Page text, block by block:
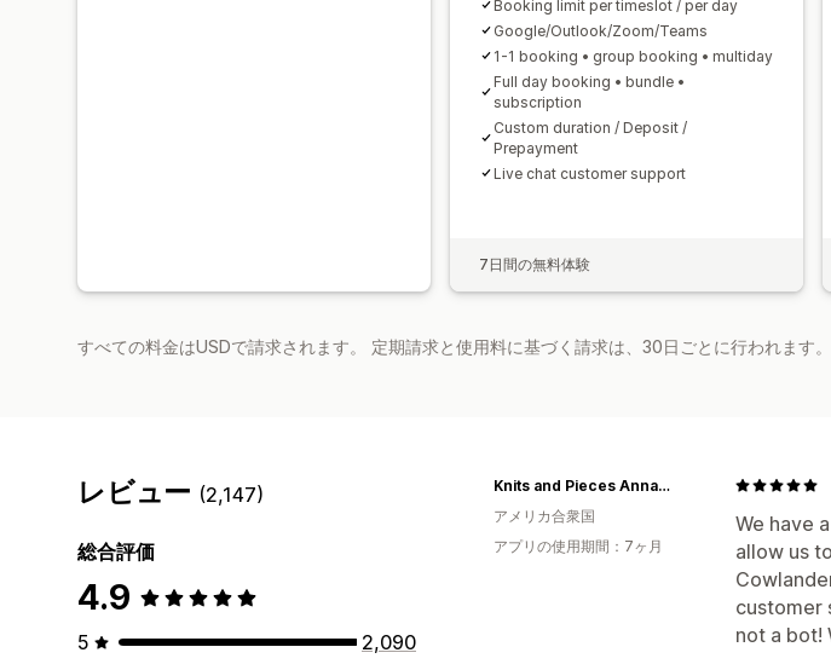
Booking limit per timeslot / per day
Google/Outlook/Zoom/Teams
1-1 booking • group booking • multiday
Full day booking • bundle •
subscription
Custom duration / Deposit /
Prepayment
Live chat customer support
7日間の無料体験
すべての料金はUSDで請求されます。 定期請求と使用料に基づく請求は、30日ごとに行われます。
レビュー (2,147)
総合評価
4.9
5
2,090
We have
allow us
customer
not a bot!
Knits and Pieces Annapolis, MD
アメリカ合衆国
アプリの使用期間：7ヶ月